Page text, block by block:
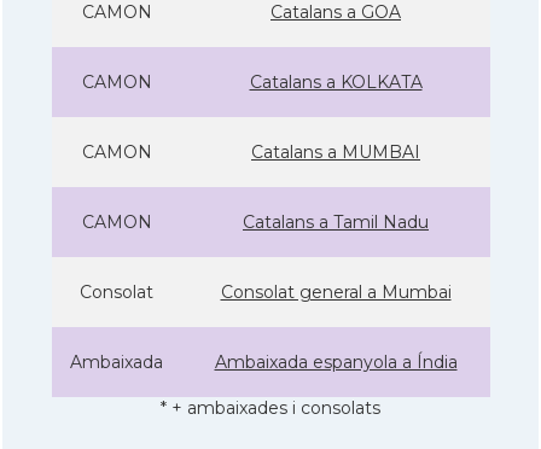
CAMON Catalans a GOA
CAMON Catalans a KOLKATA
CAMON Catalans a MUMBAI
CAMON Catalans a Tamil Nadu
Consolat Consolat general a Mumbai
Ambaixada Ambaixada espanyola a Índia
* + ambaixades i consolats